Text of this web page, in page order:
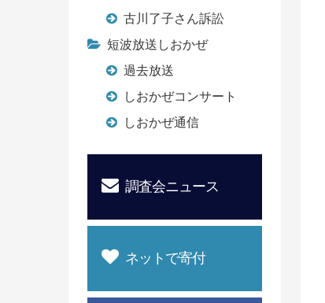
古川了子さん訴訟
短波放送しおかぜ
過去放送
しおかぜコンサート
しおかぜ通信
調査会ニュース
ネットで寄付